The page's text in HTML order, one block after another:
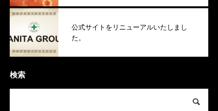
公式サイトをリニューアルいたしまし
た。
検索